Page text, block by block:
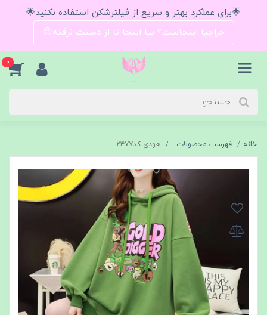
🌟برای عملکرد بهتر و سریع از فیلترشکن استفاده نکنید🌟
حراجیا اینجاست؟ بیا اینجا تا از دستت نرفته😍
0
خانه فهرست محصولات هودی کد۲۴۷۷